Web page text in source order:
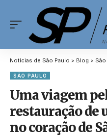
Notícias de São Paulo > Blog >
SÃO PAULO
Uma viagem
restauração
no coração de